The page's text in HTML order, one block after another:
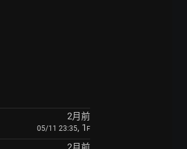
2月前
05/11 23:35, 1 F